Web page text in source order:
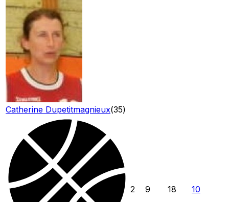
Catherine Dupetitmagnieux(35)
2 9 18 10